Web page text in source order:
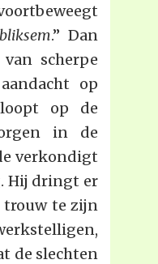
bliksem.” Dan
scherpe
op
op de
in de
verkondigt
Hij dringt er
trouw te zijn
de slechten